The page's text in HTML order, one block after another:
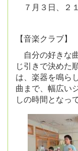
７月３日、２
【音楽クラブ】
自分の好きな
じ引きで決めた
は、楽器を鳴ら
曲まで、幅広い
しの時間となっ